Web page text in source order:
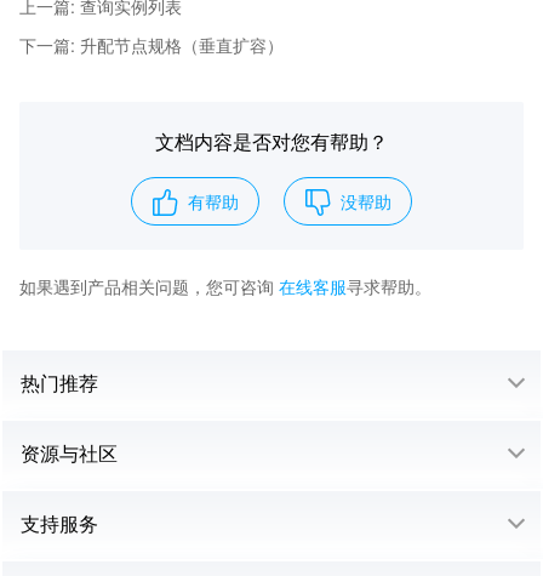
上一篇: 查询实例列表
下一篇: 升配节点规格（垂直扩容）
文档内容是否对您有帮助？
有帮助 没帮助
如果遇到产品相关问题，您可咨询 在线客服寻求帮助。
热门推荐
资源与社区
支持服务